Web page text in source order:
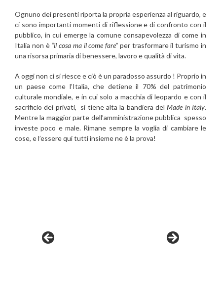
Ognuno dei presenti riporta la propria esperienza al riguardo, e
ci sono importanti momenti di riflessione e di confronto con il
pubblico, in cui emerge la comune consapevolezza di come in
Italia non è “il cosa ma il come fare” per trasformare il turismo in
una risorsa primaria di benessere, lavoro e qualità di vita.
A oggi non ci si riesce e ciò è un paradosso assurdo ! Proprio in
un paese come l’Italia, che detiene il 70% del patrimonio
culturale mondiale, e in cui solo a macchia di leopardo e con il
sacrificio dei privati, si tiene alta la bandiera delMade in Italy.
Mentre la maggior parte dell’amministrazione pubblica spesso
investe poco e male. Rimane sempre la voglia di cambiare le
cose, e l’essere qui tutti insieme ne è la prova!